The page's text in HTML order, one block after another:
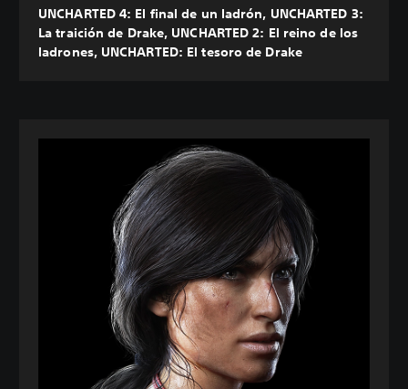
UNCHARTED 4: El final de un ladrón, UNCHARTED 3:
La traición de Drake, UNCHARTED 2: El reino de los
ladrones, UNCHARTED: El tesoro de Drake